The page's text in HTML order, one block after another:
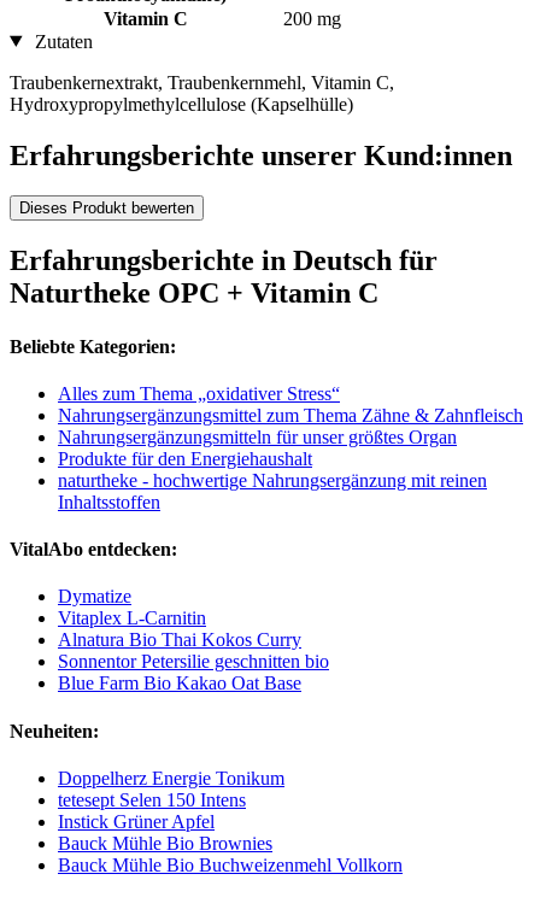
Vitamin C
200 mg
Zutaten
Traubenkernextrakt, Traubenkernmehl, Vitamin C,
Hydroxypropylmethylcellulose (Kapselhülle)
Erfahrungsberichte unserer Kund:innen
Dieses Produkt bewerten
Erfahrungsberichte in Deutsch für
Naturtheke OPC + Vitamin C
Beliebte Kategorien:
Alles zum Thema „oxidativer Stress“
Nahrungsergänzungsmittel zum Thema Zähne & Zahnfleisch
Nahrungsergänzungsmitteln für unser größtes Organ
Produkte für den Energiehaushalt
naturtheke - hochwertige Nahrungsergänzung mit reinen
Inhaltsstoffen
VitalAbo entdecken:
Dymatize
Vitaplex L-Carnitin
Alnatura Bio Thai Kokos Curry
Sonnentor Petersilie geschnitten bio
Blue Farm Bio Kakao Oat Base
Neuheiten:
Doppelherz Energie Tonikum
tetesept Selen 150 Intens
Instick Grüner Apfel
Bauck Mühle Bio Brownies
Bauck Mühle Bio Buchweizenmehl Vollkorn